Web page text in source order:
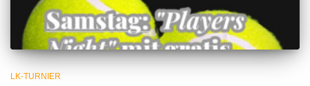
LK-TURNIER